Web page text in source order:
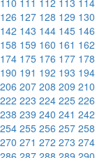
126 127 128 129 130
142 143 144 145 146
158 159 160 161 162
174 175 176 177 178
190 191 192 193 194
206 207 208 209 210
222 223 224 225 226
238 239 240 241 242
254 255 256 257 258
270 271 272 273 274